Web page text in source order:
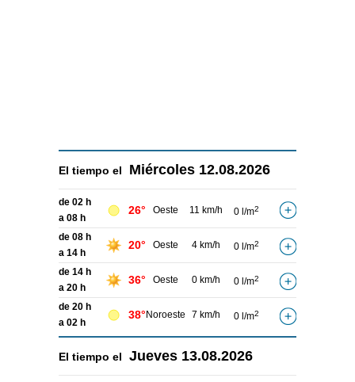
El tiempo el Miércoles 12.08.2026
de 02 h
a 08 h
26° Oeste 11 km/h 0 l/m2
de 08 h
a 14 h
20° Oeste 4 km/h 0 l/m2
de 14 h
a 20 h
36° Oeste 0 km/h 0 l/m2
de 20 h
a 02 h
38° Noroeste 7 km/h 0 l/m2
El tiempo el Jueves 13.08.2026